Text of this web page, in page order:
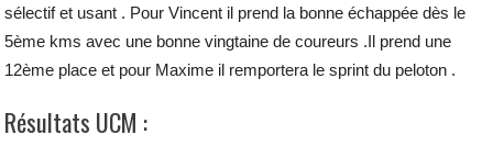
sélectif et usant . Pour Vincent il prend la bonne échappée dès le
5ème kms avec une bonne vingtaine de coureurs .Il prend une
12ème place et pour Maxime il remportera le sprint du peloton .
Résultats UCM :